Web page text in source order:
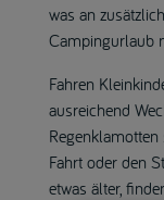
was an
Campingurlaub
Fahren
ausreichend
Fahrt oder den
etwas älter,